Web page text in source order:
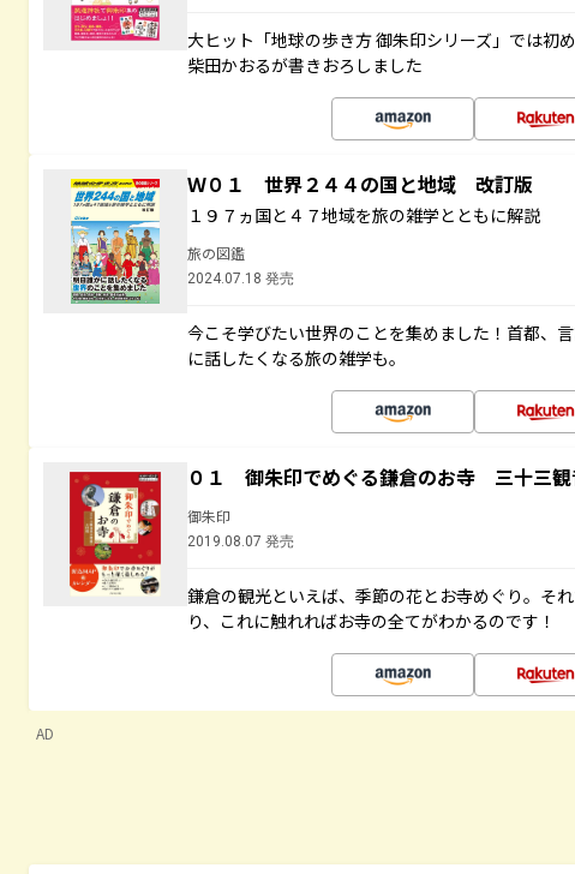
大ヒット「地球の歩き方 御朱印シリーズ」では初
柴田かおるが書きおろしました
Ｗ０１ 世界２４４の国と地域 改訂版
１９７ヵ国と４７地域を旅の雑学とともに解説
旅の図鑑
2024.07.18 発売
今こそ学びたい世界のことを集めました！首都、
に話したくなる旅の雑学も。
０１ 御朱印でめぐる鎌倉のお寺 三十三
御朱印
2019.08.07 発売
鎌倉の観光といえば、季節の花とお寺めぐり。そ
り、これに触れればお寺の全てがわかるのです！
AD